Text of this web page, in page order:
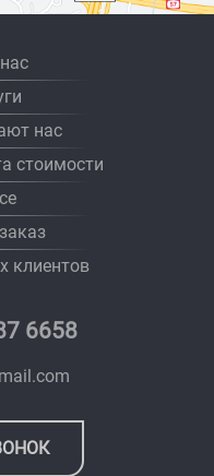
нас
стоимости
клиентов
6658